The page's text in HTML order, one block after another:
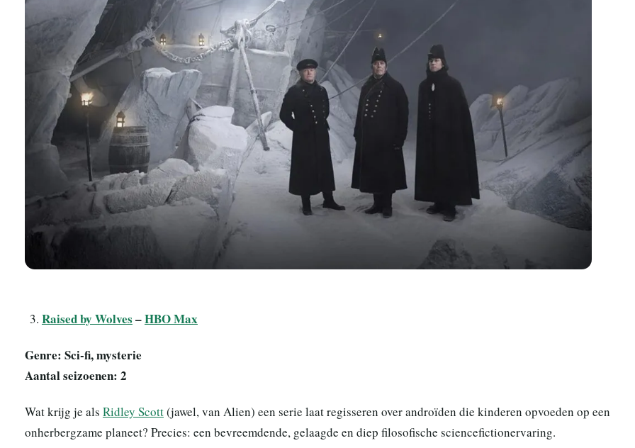
Raised by Wolves –HBO Max
Genre: Sci-fi, mysterie
Aantal seizoenen: 2
Wat krijg je als Ridley Scott(jawel, van Alien) een serie laat regisseren over androïden die kinderen opvoeden op een
onherbergzame planeet? Precies: een bevreemdende, gelaagde en diep filosofische sciencefictionervaring.